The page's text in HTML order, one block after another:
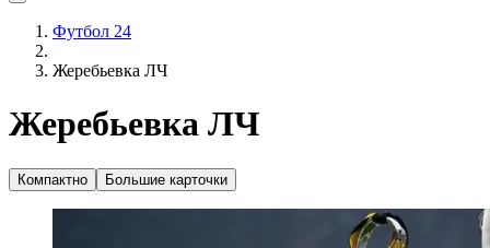
Футбол 24
Жеребьевка ЛЧ
Жеребьевка ЛЧ
Компактно Большие карточки